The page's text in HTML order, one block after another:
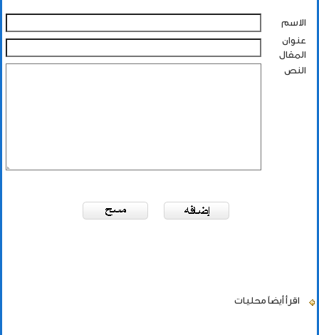
الاسم
عنوان
المقال
النص
اقرأ أيضاً محليات